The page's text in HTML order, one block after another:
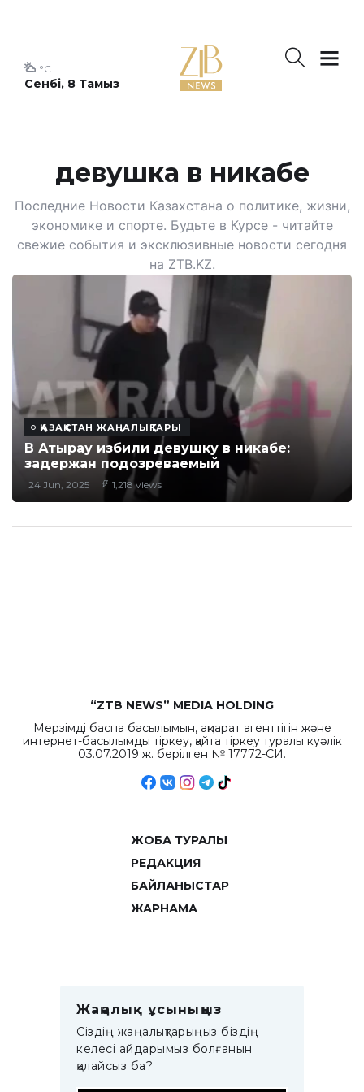
Сенбі, 8 Тамыз
°C
девушка в никабе
Последние Новости Казахстана о политике, жизни,
экономике и спорте. Будьте в Курсе - читайте
свежие события и эксклюзивные новости сегодня
на ZTB.KZ.
ҚАЗАҚСТАН ЖАҢАЛЫҚТАРЫ
В Атырау избили девушку в никабе:
задержан подозреваемый
24 Jun, 2025 1,218 views
“ZTB NEWS” MEDIA HOLDING
Мерзімді баспа басылымын, ақпарат агенттігін және
интернет-басылымды тіркеу, қайта тіркеу туралы куәлік
03.07.2019 ж. берілген № 17772-СИ.
ЖОБА ТУРАЛЫ
РЕДАКЦИЯ
БАЙЛАНЫСТАР
ЖАРНАМА
Жаңалық ұсыныңыз
Сіздің жаңалықтарыңыз біздің
келесі айдарымыз болғанын
қалайсыз ба?